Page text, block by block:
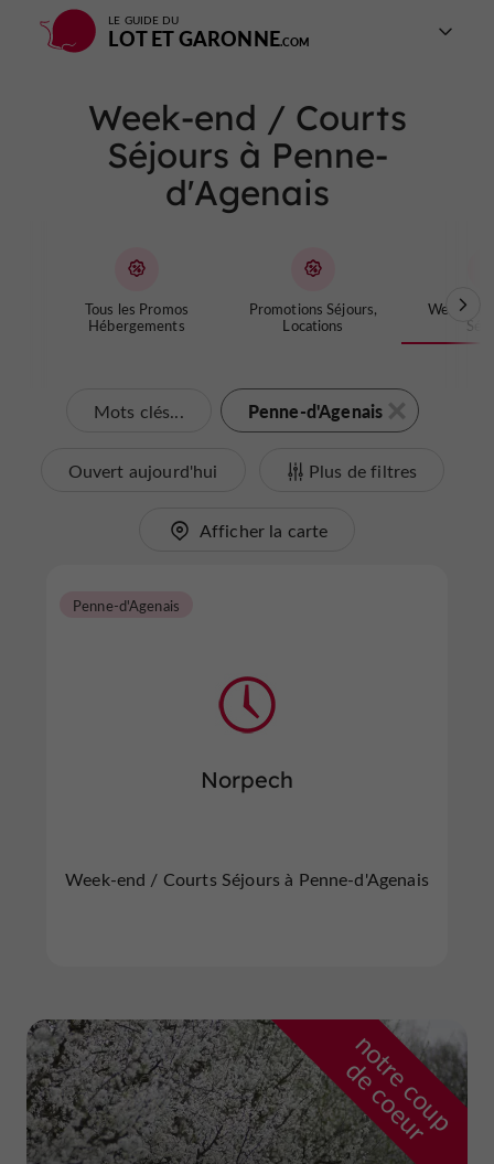
LE GUIDE DU
LOT ET GARONNE
Week-end / Courts
Séjours à Penne-
d'Agenais
Tous les Promos
Hébergements
Promotions Séjours,
Locations
Week-
Mots clés... Penne-d'Agenais
Ouvert aujourd'hui Plus de filtres
Afficher la carte
Norpech
Penne-d'Agenais
Week-end / Courts Séjours à Penne-d'Agenais
n
o
t
r
e
c
o
u
p
d
e
c
o
e
u
r